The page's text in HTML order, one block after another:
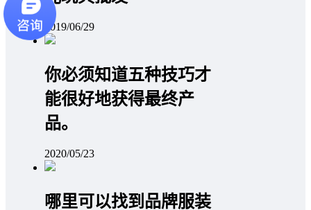
2019/06/29
你必须知道五种技巧才
能很好地获得最终产
品。
2020/05/23
哪里可以找到品牌服装